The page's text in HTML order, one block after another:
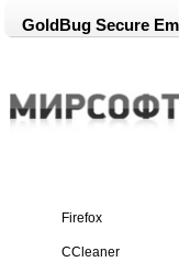
GoldBug Secure
Firefox
CCleaner